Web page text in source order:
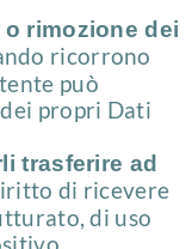
rimozione dei
ricorrono
può
propri Dati
trasferire ad
di ricevere
di uso